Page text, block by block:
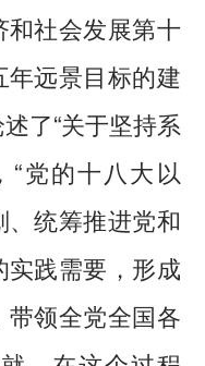
社会发展第十
远景目标的建
了“关于坚持系
“党的十八大以
统筹推进党和
践需要，形成
领全党全国各